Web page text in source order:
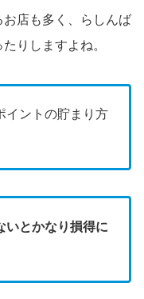
店も多く、らしんば
りしますよね。
イントの貯まり方
いとかなり損得に